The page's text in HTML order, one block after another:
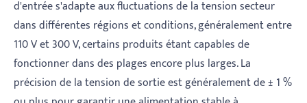
d'entrée s'adapte aux fluctuations de la tension secteur
dans différentes régions et conditions, généralement entre
110 V et 300 V, certains produits étant capables de
fonctionner dans des plages encore plus larges. La
précision de la tension de sortie est généralement de ± 1 %